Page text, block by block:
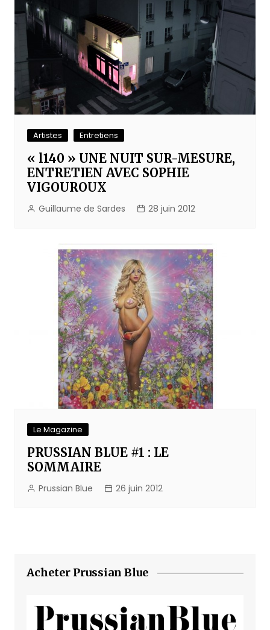
Artistes Entretiens
« l140 » UNE NUIT SUR-MESURE,
ENTRETIEN AVEC SOPHIE
VIGOUROUX
Guillaume de Sardes 28 juin 2012
Le Magazine
PRUSSIAN BLUE #1 : LE
SOMMAIRE
Prussian Blue 26 juin 2012
Acheter Prussian Blue